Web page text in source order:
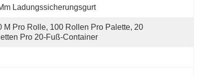
Ladungssicherungsgurt
M Pro Rolle, 100 Rollen Pro Palette, 20
Pro 20-Fuß-Container